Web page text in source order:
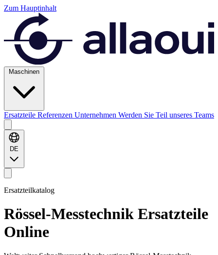
Zum Hauptinhalt
Maschinen
Ersatzteile Referenzen Unternehmen Werden Sie Teil unseres Teams
DE
Ersatzteilkatalog
Rössel-Messtechnik Ersatzteile
Online